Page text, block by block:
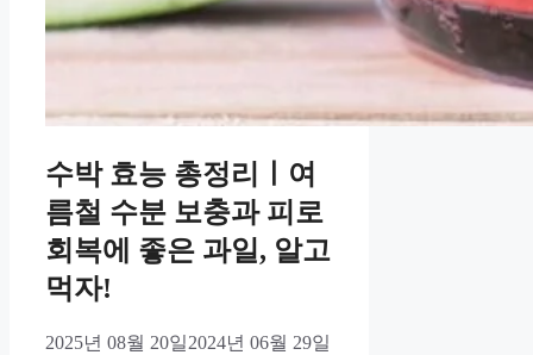
수박 효능 총정리ㅣ여
름철 수분 보충과 피로
회복에 좋은 과일, 알고
먹자!
2025년 08월 20일2024년 06월 29일